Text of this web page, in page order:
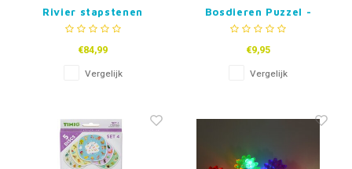
Rivier stapstenen
€84,99
Vergelijk
Bosdieren Puzzel -
Hout
€9,95
Vergelijk